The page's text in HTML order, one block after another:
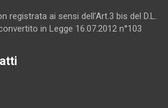
registrata ai sensi dell’Art.3 bis del D.L.
in Legge 16.07.2012 n°103